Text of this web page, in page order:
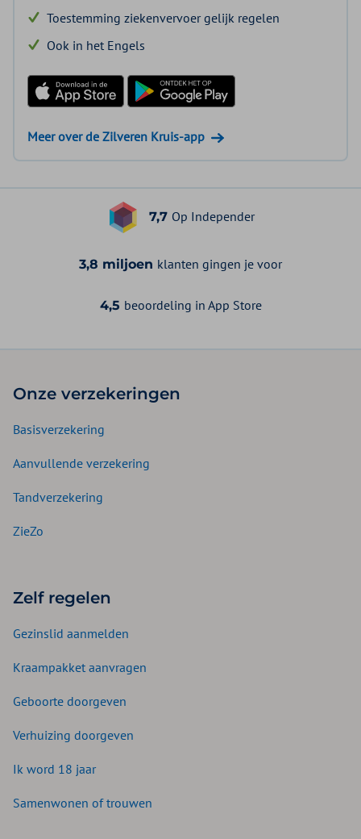
Toestemming ziekenvervoer gelijk regelen
Ook in het Engels
Download in de App StoreOntdek het op Google Play
Meer over de Zilveren Kruis-app
7,7 Op Independer
3,8 miljoen klanten gingen je voor
4,5 beoordeling in App Store
Onze verzekeringen
Basisverzekering
Aanvullende verzekering
Tandverzekering
ZieZo
Zelf regelen
Gezinslid aanmelden
Kraampakket aanvragen
Geboorte doorgeven
Verhuizing doorgeven
Ik word 18 jaar
Samenwonen of trouwen